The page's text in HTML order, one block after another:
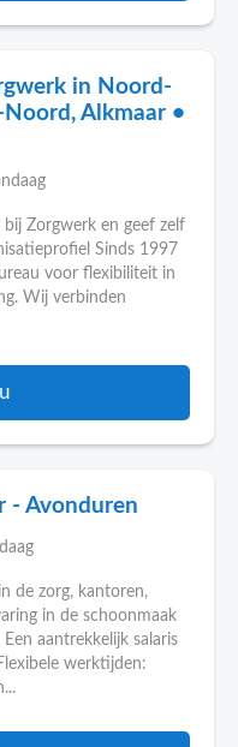
in Noord-
Alkmaar •
Zorgwerk en geef zelf
Sinds 1997
voor flexibiliteit in
Wij verbinden
- Avonduren
de zorg, kantoren,
in de schoonmaak
aantrekkelijk salaris
werktijden: